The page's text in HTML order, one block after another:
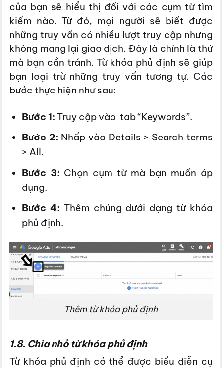
của bạn sẽ hiểu thị đối với các cụm từ tìm
kiếm nào. Từ đó, mọi người sẽ biết được
những truy vấn có nhiều lượt truy cập nhưng
không mang lại giao dịch. Đây là chính là thứ
mà bạn cần tránh. Từ khóa phủ định sẽ giúp
bạn loại trừ những truy vấn tương tự. Các
bước thực hiện như sau:
Bước 1: Truy cập vào tab “Keywords”.
Bước 2: Nhấp vào Details > Search terms
> All.
Bước 3: Chọn cụm từ mà bạn muốn áp
dụng.
Bước 4: Thêm chúng dưới dạng từ khóa
phủ định.
Thêm từ khóa phủ định
1.8. Chia nhỏ từ khóa phủ định
Từ khóa phủ định có thể được biểu diễn cụ